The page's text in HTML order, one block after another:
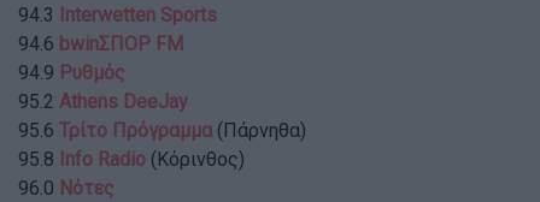
94.3
Interwetten Sports
94.6 bwinΣΠΟΡ FM
94.9 Ρυθμός
95.2 Athens DeeJay
95.6 Τρίτο Πρόγραμμα (Πάρνηθα)
95.8 Info Radio (Κόρινθος)
96.0 Νότες